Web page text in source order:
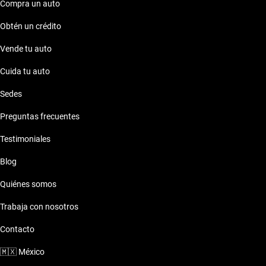
Compra un auto
Obtén un crédito
Vende tu auto
Cuida tu auto
Sedes
Preguntas frecuentes
Testimoniales
Blog
Quiénes somos
Trabaja con nosotros
Contacto
🇲🇽 México